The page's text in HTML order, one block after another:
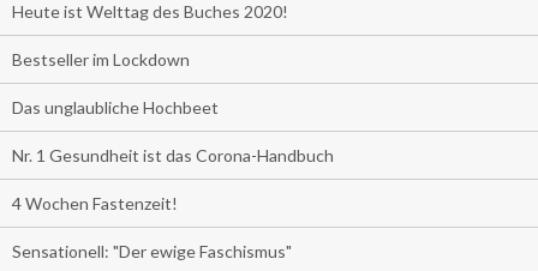
Heute ist Welttag des Buches 2020!
Bestseller im Lockdown
Das unglaubliche Hochbeet
Nr. 1 Gesundheit ist das Corona-Handbuch
4 Wochen Fastenzeit!
Sensationell: "Der ewige Faschismus"